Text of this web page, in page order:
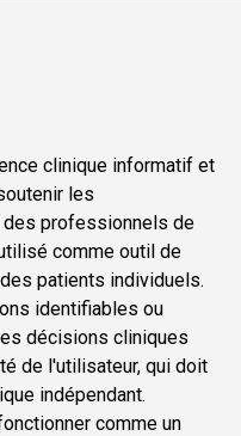
clinique informatif et
les
professionnels de
comme outil de
patients individuels.
identifiables ou
décisions cliniques
de l'utilisateur, qui doit
indépendant.
comme un